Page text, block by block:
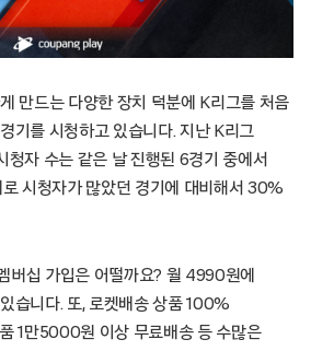
만드는 다양한 장치 덕분에 K리그를 처음
기를 시청하고 있습니다. 지난 K리그
청자 수는 같은 날 진행된 6경기 중에서
시청자가 많았던 경기에 대비해서 30%
버십 가입은 어떨까요? 월 4990원에
습니다. 또, 로켓배송 상품 100%
1만5000원 이상 무료배송 등 수많은